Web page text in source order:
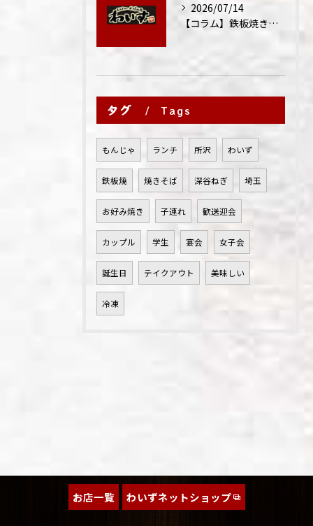
2026/07/14
【コラム】鉄板焼きが"コミュニケーション飯"と呼ばれる理由
タグ Tags
もんじゃ ランチ 所沢 わいず
鉄板焼 焼きそば 深谷ねぎ 埼玉
お好み焼き 子連れ 歓送迎会
カップル 学生 宴会 女子会
誕生日 テイクアウト 美味しい
冷凍
お店一覧 わいずネットショップ